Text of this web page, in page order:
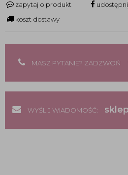
zapytaj o produkt
koszt dostawy
MASZ PYTANIE? ZADZWOŃ
WYŚLIJ WIADOMOŚĆ: